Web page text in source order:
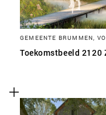
GEMEENTE BRUMMEN,
Toekomstbeeld